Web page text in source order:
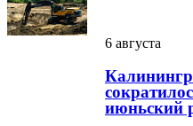
6 августа
июньский